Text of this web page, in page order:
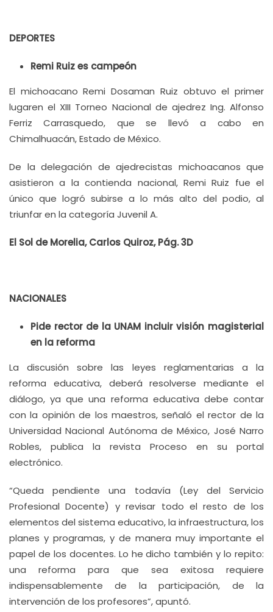
DEPORTES
Remi Ruiz es campeón
El michoacano Remi Dosaman Ruiz obtuvo el primer
lugaren el XIII Torneo Nacional de ajedrez Ing. Alfonso
Ferriz Carrasquedo, que se llevó a cabo en
Chimalhuacán, Estado de México.
De la delegación de ajedrecistas michoacanos que
asistieron a la contienda nacional, Remi Ruiz fue el
único que logró subirse a lo más alto del podio, al
triunfar en la categoría Juvenil A.
El Sol de Morelia, Carlos Quiroz, Pág. 3D
NACIONALES
Pide rector de la UNAM incluir visión magisterial
en la reforma
La discusión sobre las leyes reglamentarias a la
reforma educativa, deberá resolverse mediante el
diálogo, ya que una reforma educativa debe contar
con la opinión de los maestros, señaló el rector de la
Universidad Nacional Autónoma de México, José Narro
Robles, publica la revista Proceso en su portal
electrónico.
“Queda pendiente una todavía (Ley del Servicio
Profesional Docente) y revisar todo el resto de los
elementos del sistema educativo, la infraestructura, los
planes y programas, y de manera muy importante el
papel de los docentes. Lo he dicho también y lo repito:
una reforma para que sea exitosa requiere
indispensablemente de la participación, de la
intervención de los profesores”, apuntó.